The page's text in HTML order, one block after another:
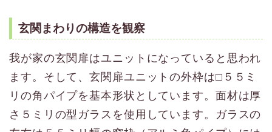
玄関まわりの構造を観察
我が家の玄関扉はユニットになっていると思われ
ます。そして、玄関扉ユニットの外枠は□５５ミ
リの角パイプを基本形状としています。面材は厚
さ５ミリの型ガラスを使用しています。ガラスの